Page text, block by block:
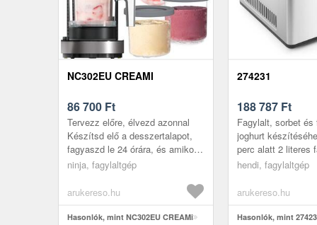
NC302EU CREAMI
86 700 Ft
Tervezz előre, élvezd azonnal
Készítsd elő a desszertalapot,
fagyaszd le 24 órára, és amikor
megkívánod, percek alatt krémes
ninja, fagylaltgép
arukereso.hu
Hasonlók, mint NC302EU CREAMi
274231
188 787 Ft
Fagylalt, sorbet
joghurt
perc alatt 2 literes
rozsdamentes
hendi, fagylaltgép
arukereso.hu
Hasonlók, mint